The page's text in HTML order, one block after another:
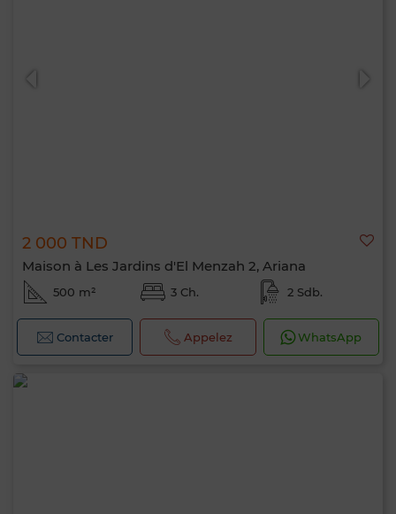
2 000 TND
Maison à Les Jardins d'El Menzah 2, Ariana
500 m² 3 Ch. 2 Sdb.
Contacter Appelez WhatsApp
Bonjour, je suis MIA. Quel critère souhaitez-